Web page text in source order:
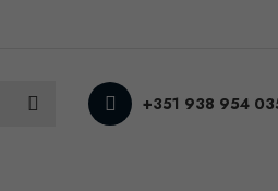
+351 938 954